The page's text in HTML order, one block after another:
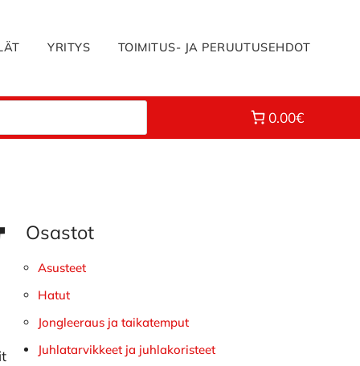
YRITYS TOIMITUS- JA PERUUTUSEHDOT
0.00€
Ensisijainen
sivupalkki
Osastot
Asusteet
Hatut
Jongleeraus ja taikatemput
Juhlatarvikkeet ja juhlakoristeet